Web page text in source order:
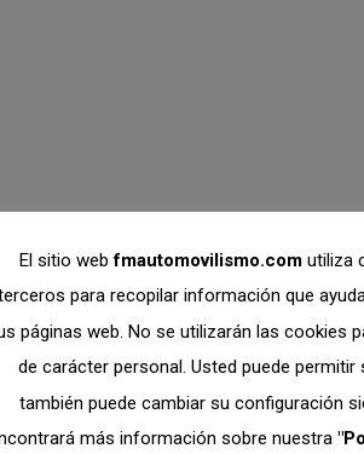
El sitio webfmautomovilismo.com utiliza
para recopilar información que
páginas web. No se utilizarán las cookies
de carácter personal. Usted puede
también puede cambiar su configuración
más información sobre nuestra